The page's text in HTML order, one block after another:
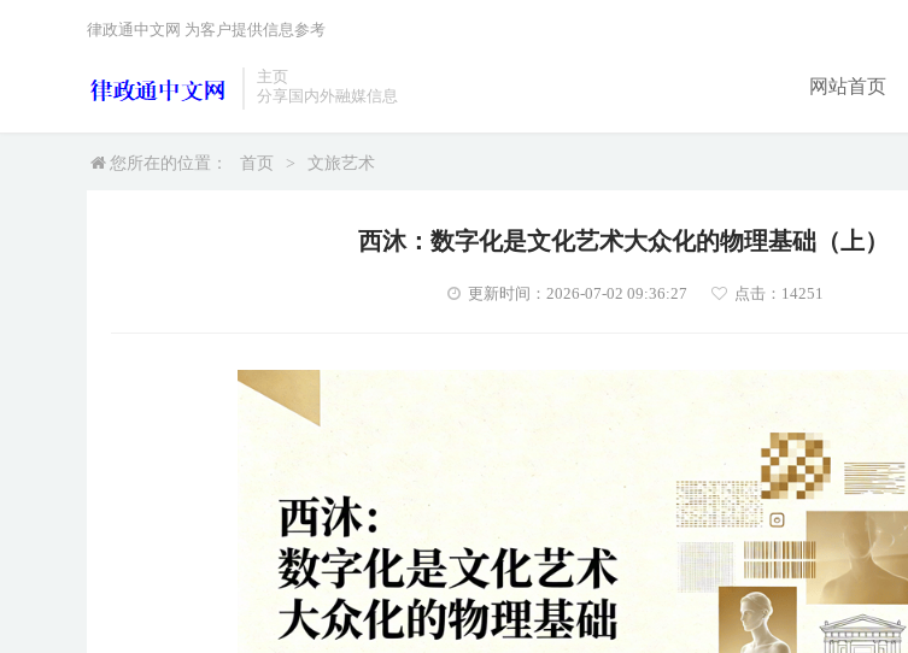
主页
分享国内外融媒信息
网站首页
律政通中文网 为客户提供信息参考
您所在的位置： 首页 > 文旅艺术
西沐：数字化是文化艺术大众化的物理基础（上）
更新时间：2026-07-02 09:36:27 点击： 14251